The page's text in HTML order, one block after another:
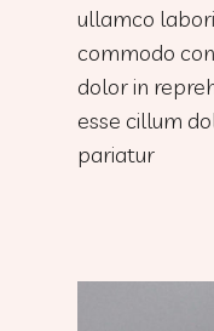
ullamco
commodo
dolor in
esse cillum
pariatur